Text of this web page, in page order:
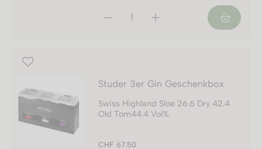
Studer 3er Gin Geschenkbox
Swiss Highland Sloe 26.6 Dry 42.4
Old Tom44.4 Vol%
CHF 67.50